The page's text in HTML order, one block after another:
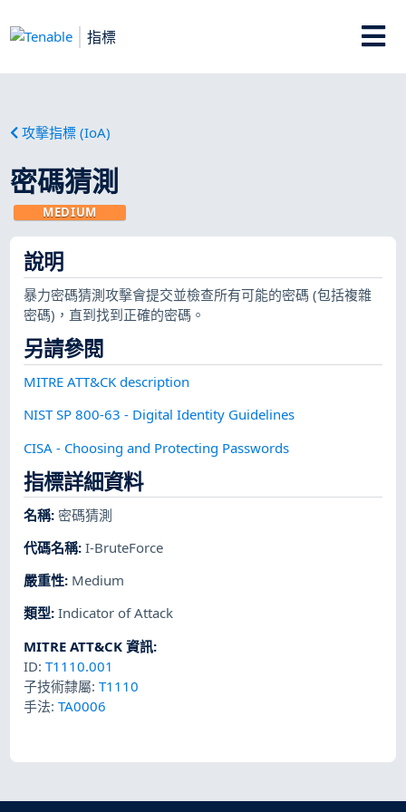
指標
攻擊指標 (IoA)
密碼猜測
MEDIUM
說明
暴力密碼猜測攻擊會提交並檢查所有可能的密碼 (包括複雜
密碼)，直到找到正確的密碼。
另請參閱
MITRE ATT&CK description
NIST SP 800-63 - Digital Identity Guidelines
CISA - Choosing and Protecting Passwords
指標詳細資料
名稱: 密碼猜測
代碼名稱:I-BruteForce
嚴重性: Medium
類型:Indicator of Attack
MITRE ATT&CK 資訊:
ID:T1110.001
子技術隸屬:T1110
手法:TA0006